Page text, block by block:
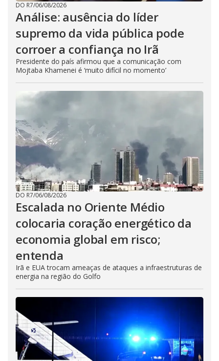
DO R7/06/08/2026
Análise: ausência do líder
supremo da vida pública pode
corroer a confiança no Irã
Presidente do país afirmou que a comunicação com
Mojtaba Khamenei é ‘muito difícil no momento’
DO R7/06/08/2026
Escalada no Oriente Médio
colocaria coração energético da
economia global em risco;
entenda
Irã e EUA trocam ameaças de ataques a infraestruturas de
energia na região do Golfo